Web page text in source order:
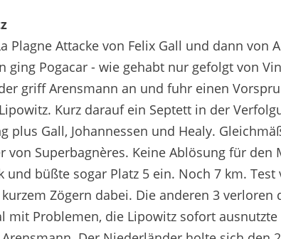
Plagne Attacke von Felix Gall und dann von
Pogacar - wie gehabt nur gefolgt von
griff Arensmann an und fuhr einen
Kurz darauf ein Septett in der
plus Gall, Johannessen und Healy.
von Superbagnères. Keine Ablösung für den
büßte sogar Platz 5 ein. Noch 7 km. Test
Zögern dabei. Die anderen 3 verloren
mit Problemen, die Lipowitz sofort